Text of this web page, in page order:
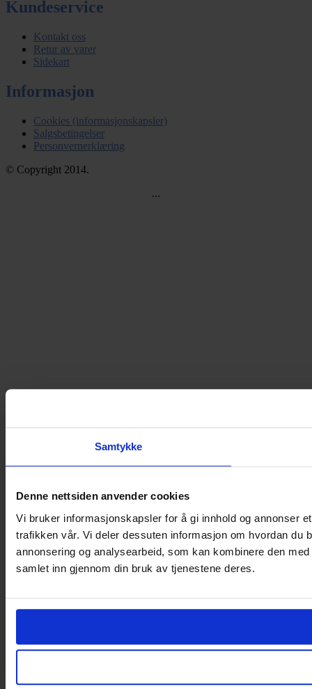
Samtykke
Denne nettsiden anvender cookies
Vi bruker informasjonskapsler for å gi innhold og annonser
trafikken vår. Vi deler dessuten informasjon om hvordan du
annonsering og analysearbeid, som kan kombinere den
samlet inn gjennom din bruk av tjenestene deres.
Kundeservice
Kontakt oss
Retur av varer
Sidekart
Informasjon
Cookies (informasjonskapsler)
Salgsbetingelser
Personvernerklæring
© Copyright 2014.
...